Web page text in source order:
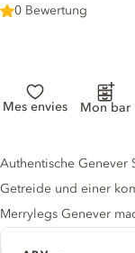
0 Bewertung
Mes envies Mon bar
Gin description
Authentische Genever
Getreide und einer
Merrylegs Genever